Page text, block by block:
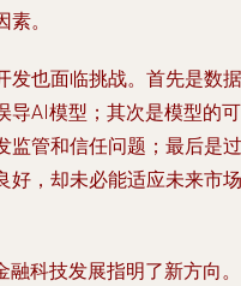
。
发也面临挑战。首先是数据
导AI模型；其次是模型的可
监管和信任问题；最后是过
好，却未必能适应未来市场
科技发展指明了新方向。